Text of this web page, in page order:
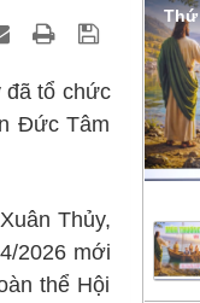
đã tổ chức
Đức Tâm
Thủy,
2026 mới
thể Hội
Thứ